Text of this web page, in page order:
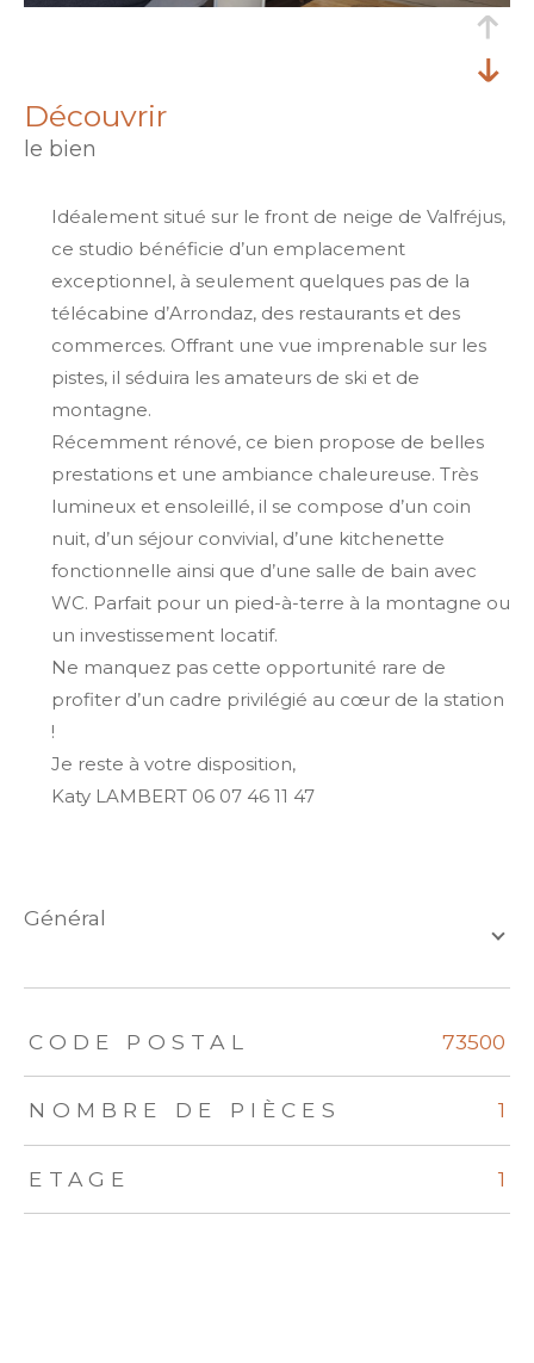
découvrir
le bien
Idéalement situé sur le front de neige de Valfréjus,
ce studio bénéficie d’un emplacement
exceptionnel, à seulement quelques pas de la
télécabine d’Arrondaz, des restaurants et des
commerces. Offrant une vue imprenable sur les
pistes, il séduira les amateurs de ski et de
montagne.
Récemment rénové, ce bien propose de belles
prestations et une ambiance chaleureuse. Très
lumineux et ensoleillé, il se compose d’un coin
nuit, d’un séjour convivial, d’une kitchenette
fonctionnelle ainsi que d’une salle de bain avec
WC. Parfait pour un pied-à-terre à la montagne ou
un investissement locatif.
Ne manquez pas cette opportunité rare de
profiter d’un cadre privilégié au cœur de la station
!
Je reste à votre disposition,
Katy LAMBERT 06 07 46 11 47
général
TRAD_ZEPHYR_Caracteristique TRAD_ZEPHYR_Valeurs
CODE POSTAL 73500
NOMBRE DE PIÈCES 1
ETAGE 1